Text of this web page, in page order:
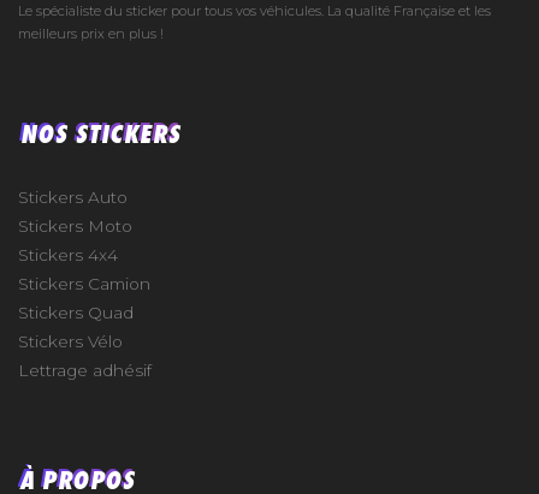
Le spécialiste du sticker pour tous vos véhicules. La qualité Française et les
meilleurs prix en plus !
NOS STICKERS
Stickers Auto
Stickers Moto
Stickers 4x4
Stickers Camion
Stickers Quad
Stickers Vélo
Lettrage adhésif
À PROPOS